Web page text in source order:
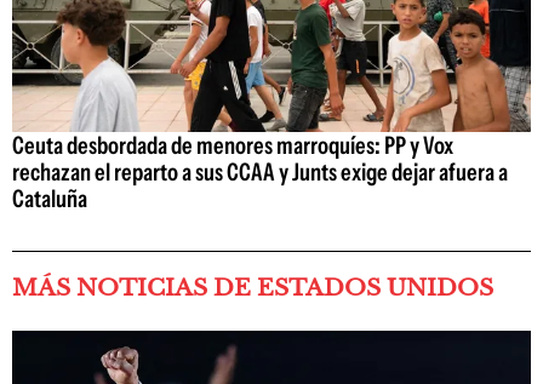
Ceuta desbordada de menores marroquíes: PP y Vox
rechazan el reparto a sus CCAA y Junts exige dejar afuera a
Cataluña
MÁS NOTICIAS DE ESTADOS UNIDOS